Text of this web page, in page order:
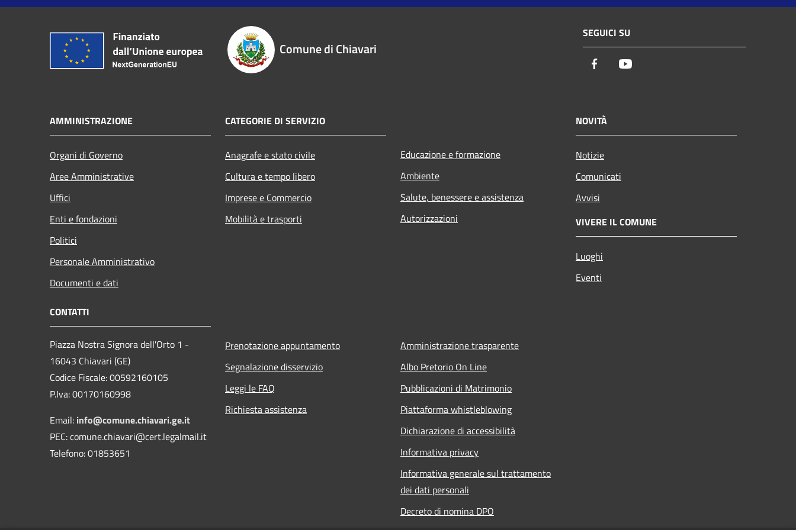
Comune di Chiavari
SEGUICI SU
Facebook
AMMINISTRAZIONE
Organi di Governo
Aree Amministrative
Uffici
Enti e fondazioni
Politici
Personale Amministrativo
Documenti e dati
CATEGORIE DI SERVIZIO
Anagrafe e stato civile
Cultura e tempo libero
Imprese e Commercio
Mobilità e trasporti
Educazione e formazione
Ambiente
Salute, benessere e assistenza
Autorizzazioni
NOVITÀ
Notizie
Comunicati
Avvisi
VIVERE IL COMUNE
Luoghi
Eventi
CONTATTI
Piazza Nostra Signora dell'Orto 1 -
16043 Chiavari (GE)
Codice Fiscale: 00592160105
P.Iva: 00170160998
Email: info@comune.chiavari.ge.it
PEC: comune.chiavari@cert.legalmail.it
Telefono: 01853651
Prenotazione appuntamento
Segnalazione disservizio
Leggi le FAQ
Richiesta assistenza
Amministrazione trasparente
Albo Pretorio On Line
Pubblicazioni di Matrimonio
Piattaforma whistleblowing
Dichiarazione di accessibilità
Informativa privacy
Informativa generale sul trattamento
dei dati personali
Decreto di nomina DPO